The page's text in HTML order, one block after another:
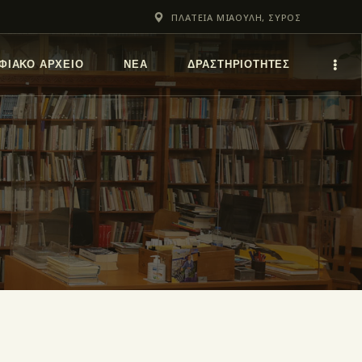
ΠΛΑΤΕΙΑ ΜΙΑΟΥΛΗ, ΣΥΡΟΣ
ΑΡΧΕΊΟ ΝΕΑ ΔΡΑΣΤΗΡΙΟΤΗΤΕΣ